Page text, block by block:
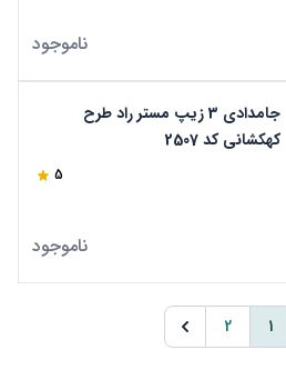
ناموجود
جامدادی 3 زیپ مستر راد طرح
کهکشانی کد 2507
5
ناموجود
1
2